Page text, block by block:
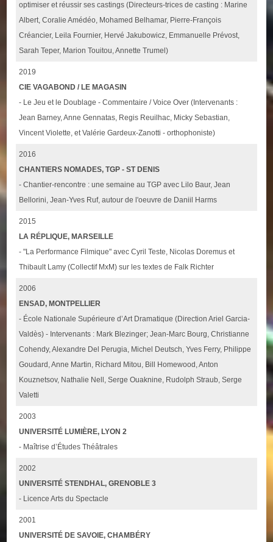
optimiser et réussir ses castings (Directeurs-trices de casting : Marine
Albert, Coralie Amédéo, Mohamed Belhamar, Pierre-François
Créancier, Leila Fournier, Hervé Jakubowicz, Emmanuelle Prévost,
Sarah Teper, Marion Touitou, Annette Trumel)
2019
CIE VAGABOND / LE MAGASIN
- Le Jeu et le Doublage - Commentaire / Voice Over (Intervenants :
Jean Barney, Anne Gennatas, Regis Reuilhac, Micky Sebastian,
Vincent Violette, et Valérie Gardeux-Zanotti - orthophoniste)
2016
CHANTIERS NOMADES, TGP - ST DENIS
- Chantier-rencontre : une semaine au TGP avec Lilo Baur, Jean
Bellorini, Jean-Yves Ruf, autour de l'oeuvre de Daniil Harms
2015
LA RÉPLIQUE, MARSEILLE
- "La Performance Filmique" avec Cyril Teste, Nicolas Doremus et
Thibault Lamy (Collectif MxM) sur les textes de Falk Richter
2006
ENSAD, MONTPELLIER
- École Nationale Supérieure d’Art Dramatique (Direction Ariel Garcia-
Valdès) - Intervenants : Mark Blezinger; Jean-Marc Bourg, Christianne
Cohendy, Alexandre Del Perugia, Michel Deutsch, Yves Ferry, Philippe
Goudard, Anne Martin, Richard Mitou, Bill Homewood, Anton
Kouznetsov, Nathalie Nell, Serge Ouaknine, Rudolph Straub, Serge
Valetti
2003
UNIVERSITÉ LUMIÈRE, LYON 2
- Maîtrise d’Études Théâtrales
2002
UNIVERSITÉ STENDHAL, GRENOBLE 3
- Licence Arts du Spectacle
2001
UNIVERSITÉ DE SAVOIE, CHAMBÉRY